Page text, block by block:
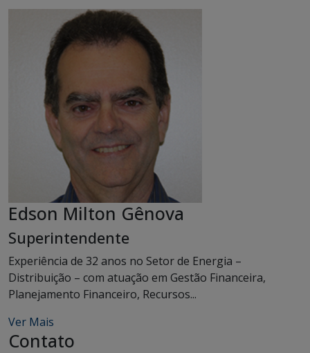
Edson Milton Gênova
Superintendente
Experiência de 32 anos no Setor de Energia –
Distribuição – com atuação em Gestão Financeira,
Planejamento Financeiro, Recursos...
Ver Mais
Contato